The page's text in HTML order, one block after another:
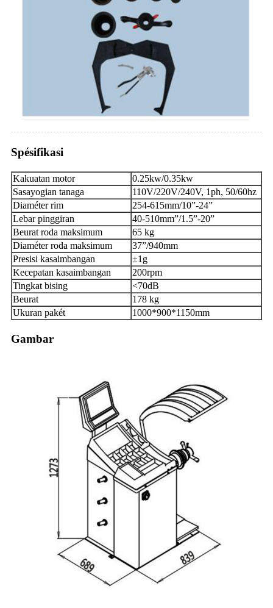
Spésifikasi
Kakuatan motor
0.25kw/0.35kw
Sasayogian tanaga
110V/220V/240V, 1ph, 50/60hz
Diaméter rim
254-615mm/10”-24”
Lebar pinggiran
40-510mm”/1.5”-20”
Beurat roda maksimum
65 kg
Diaméter roda maksimum
37”/940mm
Presisi kasaimbangan
±1g
Kecepatan kasaimbangan
200rpm
Tingkat bising
<70dB
Beurat
178 kg
Ukuran pakét
1000*900*1150mm
Gambar